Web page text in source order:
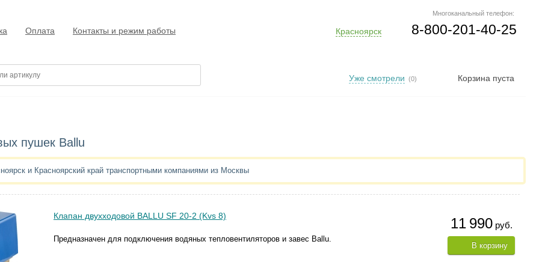
Многоканальный телефон:
8-800-201-40-25
Красноярск
Оплата Контакты и режим работы
Корзина пуста
Уже смотрели (0)
пушек Ballu
и Красноярский край транспортными компаниями из Москвы
11 990руб.
В корзину
Клапан двухходовой BALLU SF 20-2 (Kvs 8)
Предназначен для подключения водяных тепловентиляторов и завес Ballu.